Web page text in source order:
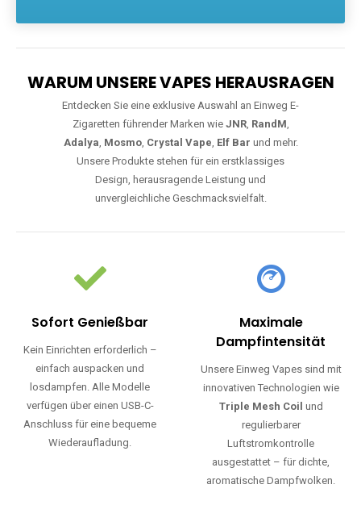
WARUM UNSERE VAPES HERAUSRAGEN
Entdecken Sie eine exklusive Auswahl an Einweg E-
Zigaretten führender Marken wie JNR, RandM,
Adalya, Mosmo, Crystal Vape, Elf Bar und mehr.
Unsere Produkte stehen für ein erstklassiges
Design, herausragende Leistung und
unvergleichliche Geschmacksvielfalt.
Sofort Genießbar
Kein Einrichten erforderlich –
einfach auspacken und
losdampfen. Alle Modelle
verfügen über einen USB-C-
Anschluss für eine bequeme
Wiederaufladung.
Maximale
Dampfintensität
Unsere Einweg Vapes sind mit
innovativen Technologien wie
Triple Mesh Coil und
regulierbarer
Luftstromkontrolle
ausgestattet – für dichte,
aromatische Dampfwolken.